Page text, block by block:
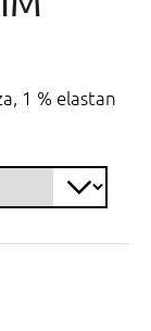
1 % elastan